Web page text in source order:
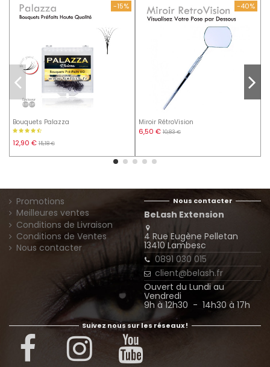
-15%
Bouquets Palazza
12,90 € 15,18 €
-40%
Miroir RétroVision
6,50 € 10,83 €
Promotions
Meilleures ventes
Conditions de Livraison
Conditions de Ventes
Nous contacter
Nous contacter
BeLash Extension
4 Rue Eugène Pelletan
13410 Lambesc
0891 030 015
client@belash.fr
Ouvert du Lundi au
Vendredi
9h à 12h30 - 14h30 à 17h
Suivez nous sur les réseaux !